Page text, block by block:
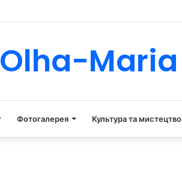
Olha-Maria
Фотогалерея Культура та мистецтво